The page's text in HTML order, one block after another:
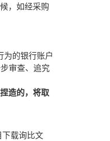
，如经采购
为的银行账户
审查、追究
造的，将取
下载询比文